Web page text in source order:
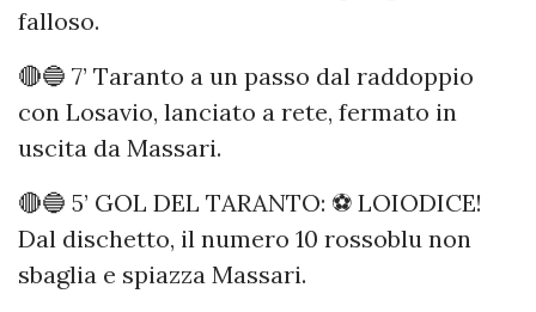
falloso.
🔴🔵 7’ Taranto a un passo dal raddoppio
con Losavio, lanciato a rete, fermato in
uscita da Massari.
🔴🔵 5’ GOL DEL TARANTO: ⚽️ LOIODICE!
Dal dischetto, il numero 10 rossoblu non
sbaglia e spiazza Massari.